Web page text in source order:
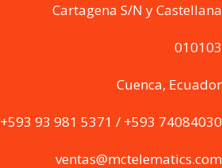
Cartagena S/N y Castellana
010103
Cuenca, Ecuador
+593 93 981 5371 / +593 74084030
ventas@mctelematics.com